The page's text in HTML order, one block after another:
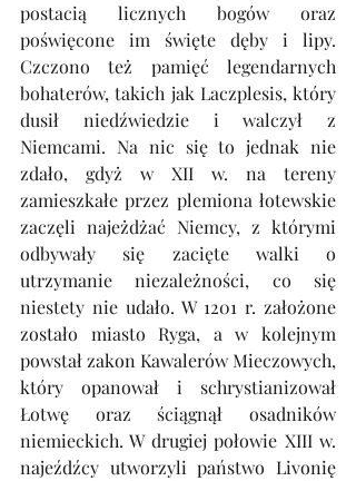
postacią licznych bogów oraz
poświęcone im święte dęby i lipy.
Czczono też pamięć legendarnych
bohaterów, takich jak Laczplesis, który
dusił niedźwiedzie i walczył z
Niemcami. Na nic się to jednak nie
zdało, gdyż w XII w. na tereny
zamieszkałe przez plemiona łotewskie
zaczęli najeżdżać Niemcy, z którymi
odbywały się zacięte walki o
utrzymanie niezależności, co się
niestety nie udało. W 1201 r. założone
zostało miasto Ryga, a w kolejnym
powstał zakon Kawalerów Mieczowych,
który opanował i schrystianizował
Łotwę oraz ściągnął osadników
niemieckich. W drugiej połowie XIII w.
najeźdźcy utworzyli państwo Livonię